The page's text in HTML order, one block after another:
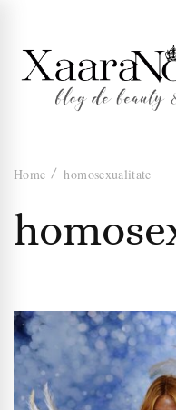
Home homosexualitate